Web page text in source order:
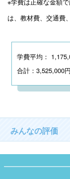
は、教材費、交通費
学費平均：
合計：3,525,000円
みんなの評価